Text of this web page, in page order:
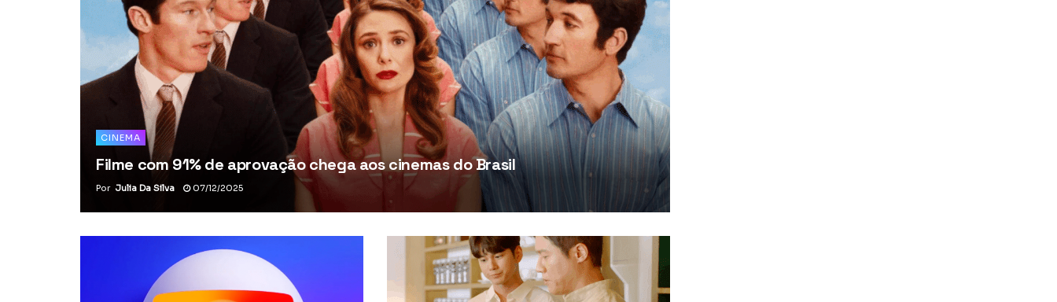
CINEMA
Filme com 91% de aprovação chega aos cinemas do Brasil
Por Julia Da Silva 07/12/2025